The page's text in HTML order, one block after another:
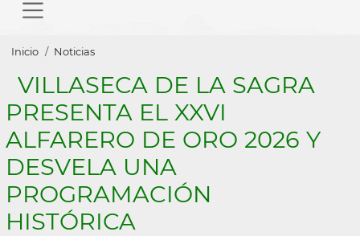
navigation
Sobrescribir
enlaces
de
ayuda
a
la
navegación
Inicio Noticias
VILLASECA DE LA SAGRA
PRESENTA EL XXVI
ALFARERO DE ORO 2026 Y
DESVELA UNA
PROGRAMACIÓN
HISTÓRICA